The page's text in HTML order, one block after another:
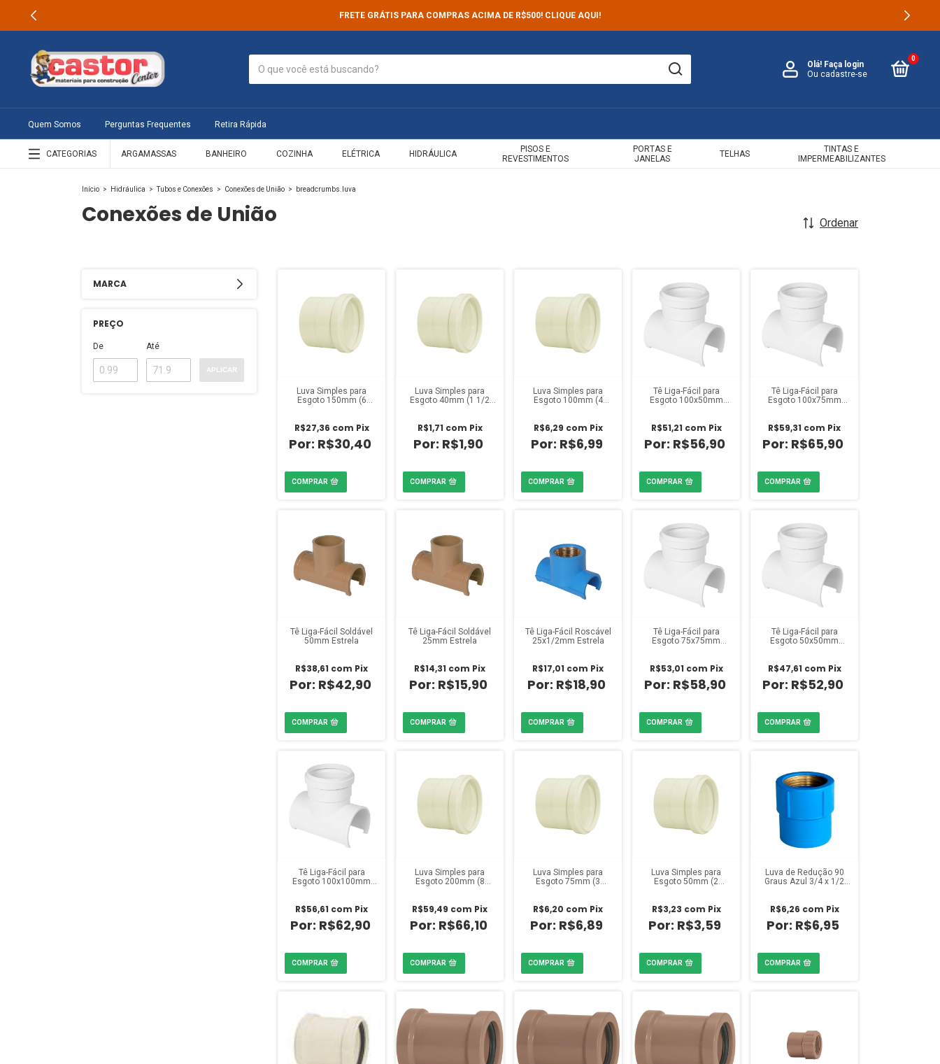
FRETE GRÁTIS PARA COMPRAS ACIMA DE R$500! CLIQUE AQUI!
Olá! Faça login
Ou cadastre-se
0
Quem Somos Perguntas Frequentes Retira Rápida
CATEGORIAS ARGAMASSAS BANHEIRO COZINHA ELÉTRICA HIDRÁULICA
PISOS E
REVESTIMENTOS
PORTAS E
JANELAS
TELHAS
TINTAS E
IMPERMEABILIZANTES
Início > Hidráulica > Tubos e Conexões > Conexões de União > breadcrumbs.luva
Conexões de União Ordenar
MARCA
PREÇO
De Até
APLICAR
Luva Simples para
Esgoto 150mm (6
R$30,40
R$27,36 com Pix
Luva Simples para
Esgoto 40mm (1 1/2
R$1,90
R$1,71 com Pix
Luva Simples para
Esgoto 100mm (4
R$6,99
R$6,29 com Pix
Tê Liga-Fácil para
Esgoto 100x50mm
R$56,90
R$51,21 com Pix
Tê Liga-Fácil para
Esgoto 100x75mm
R$65,90
R$59,31 com Pix
Tê Liga-Fácil Soldável
50mm Estrela
R$42,90
R$38,61 com Pix
Tê Liga-Fácil Soldável
25mm Estrela
R$15,90
R$14,31 com Pix
Tê Liga-Fácil Roscável
25x1/2mm Estrela
R$18,90
R$17,01 com Pix
Tê Liga-Fácil para
Esgoto 75x75mm
R$58,90
R$53,01 com Pix
Tê Liga-Fácil para
Esgoto 50x50mm
R$52,90
R$47,61 com Pix
Tê Liga-Fácil para
Esgoto 100x100mm
R$62,90
R$56,61 com Pix
Luva Simples para
Esgoto 200mm (8
R$66,10
R$59,49 com Pix
Luva Simples para
Esgoto 75mm (3
R$6,89
R$6,20 com Pix
Luva Simples para
Esgoto 50mm (2
R$3,59
R$3,23 com Pix
Luva de Redução 90
Graus Azul 3/4 x 1/2
R$6,95
R$6,26 com Pix